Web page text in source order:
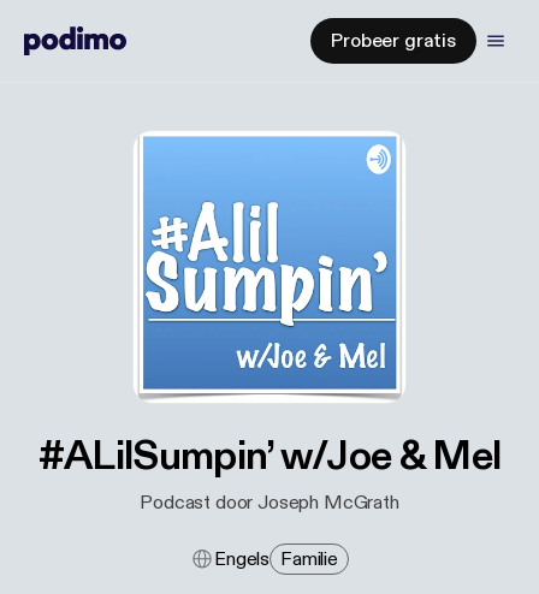
Probeer gratis
#ALilSumpin’ w/Joe & Mel
Podcast door Joseph McGrath
Engels Familie